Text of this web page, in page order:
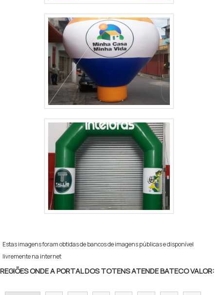
Estas imagens foram obtidas de bancos de imagens públicas e disponível
livremente na internet
REGIÕES ONDE A PORTAL DOS TOTENS ATENDE BATECO VALOR: